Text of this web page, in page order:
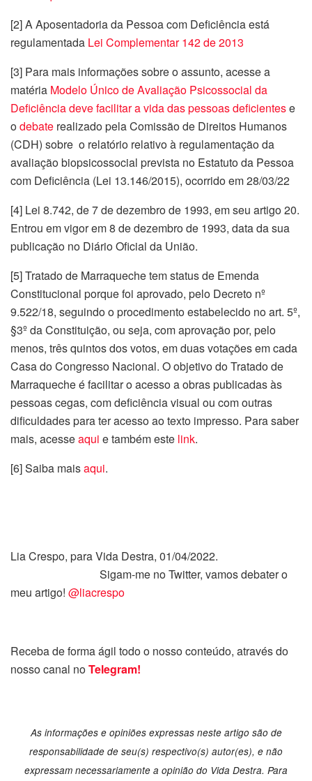
[2] A Aposentadoria da Pessoa com Deficiência está
regulamentada Lei Complementar 142 de 2013
[3] Para mais informações sobre o assunto, acesse a
matéria Modelo Único de Avaliação Psicossocial da
Deficiência deve facilitar a vida das pessoas deficientese
odebate realizado pela Comissão de Direitos Humanos
(CDH) sobre o relatório relativo à regulamentação da
avaliação biopsicossocial prevista no Estatuto da Pessoa
com Deficiência (Lei 13.146/2015), ocorrido em 28/03/22
[4] Lei 8.742, de 7 de dezembro de 1993, em seu artigo 20.
Entrou em vigor em 8 de dezembro de 1993, data da sua
publicação no Diário Oficial da União.
[5] Tratado de Marraqueche tem status de Emenda
Constitucional porque foi aprovado, pelo Decreto nº
9.522/18, seguindo o procedimento estabelecido no art. 5º,
§3º da Constituição, ou seja, com aprovação por, pelo
menos, três quintos dos votos, em duas votações em cada
Casa do Congresso Nacional. O objetivo do Tratado de
Marraqueche é facilitar o acesso a obras publicadas às
pessoas cegas, com deficiência visual ou com outras
dificuldades para ter acesso ao texto impresso. Para saber
mais, acesseaqui e também este link.
[6] Saiba maisaqui.
Lia Crespo, para Vida Destra, 01/04/2022.
Sigam-me no Twitter, vamos debater o
meu artigo! @liacrespo
Receba de forma ágil todo o nosso conteúdo, através do
nosso canal noTelegram!
As informações e opiniões expressas neste artigo são de
responsabilidade de seu(s) respectivo(s) autor(es), e não
expressam necessariamente a opinião do Vida Destra. Para